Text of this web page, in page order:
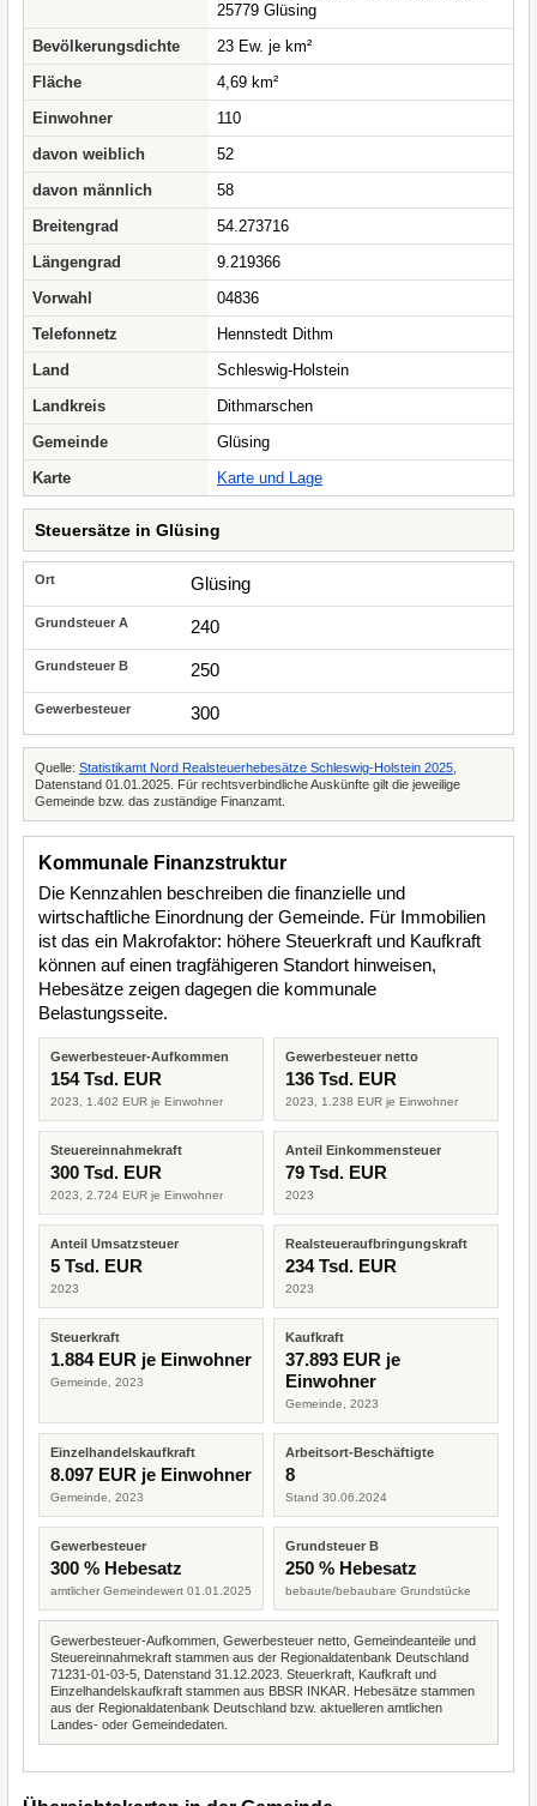
25779 Glüsing
Bevölkerungsdichte
23 Ew. je km²
Fläche
4,69 km²
Einwohner
110
davon weiblich
52
davon männlich
58
Breitengrad
54.273716
Längengrad
9.219366
Vorwahl
04836
Telefonnetz
Hennstedt Dithm
Land
Schleswig-Holstein
Landkreis
Dithmarschen
Gemeinde
Glüsing
Karte
Karte und Lage
Steuersätze in Glüsing
Glüsing
240
250
300
Quelle: Statistikamt Nord Realsteuerhebesätze Schleswig-Holstein 2025
Datenstand 01.01.2025. Für rechtsverbindliche Auskünfte gilt die jeweilige
Gemeinde bzw. das zuständige Finanzamt.
Kommunale Finanzstruktur
Die Kennzahlen beschreiben die finanzielle und
wirtschaftliche Einordnung der Gemeinde. Für Immobilien
ist das ein Makrofaktor: höhere Steuerkraft und Kaufkraft
können auf einen tragfähigeren Standort hinweisen,
Hebesätze zeigen dagegen die kommunale
Belastungsseite.
Gewerbesteuer-Aufkommen
154 Tsd. EUR
2023, 1.402 EUR je Einwohner
Gewerbesteuer netto
136 Tsd. EUR
2023, 1.238 EUR je Einwohner
Steuereinnahmekraft
300 Tsd. EUR
2023, 2.724 EUR je Einwohner
Anteil Einkommensteuer
79 Tsd. EUR
2023
Anteil Umsatzsteuer
5 Tsd. EUR
2023
Realsteueraufbringungskraft
234 Tsd. EUR
2023
Steuerkraft
1.884 EUR je Einwohner
Gemeinde, 2023
Kaufkraft
37.893 EUR je
Einwohner
Gemeinde, 2023
Einzelhandelskaufkraft
8.097 EUR je Einwohner
Gemeinde, 2023
Arbeitsort-Beschäftigte
8
Stand 30.06.2024
Gewerbesteuer
300 % Hebesatz
amtlicher Gemeindewert 01.01.2025
Grundsteuer B
250 % Hebesatz
bebaute/bebaubare Grundstücke
Gewerbesteuer-Aufkommen, Gewerbesteuer netto, Gemeindeanteile und
Steuereinnahmekraft stammen aus der Regionaldatenbank Deutschland
71231-01-03-5, Datenstand 31.12.2023. Steuerkraft, Kaufkraft und
Einzelhandelskaufkraft stammen aus BBSR INKAR. Hebesätze stammen
aus der Regionaldatenbank Deutschland bzw. aktuelleren amtlichen
Landes- oder Gemeindedaten.